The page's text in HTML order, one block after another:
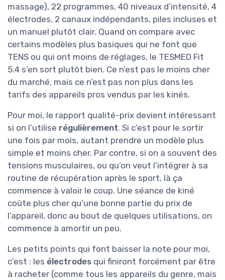
massage), 22 programmes, 40 niveaux d’intensité, 4
électrodes, 2 canaux indépendants, piles incluses et
un manuel plutôt clair. Quand on compare avec
certains modèles plus basiques qui ne font que
TENS ou qui ont moins de réglages, le TESMED Fit
5.4 s’en sort plutôt bien. Ce n’est pas le moins cher
du marché, mais ce n’est pas non plus dans les
tarifs des appareils pros vendus par les kinés.
Pour moi, le rapport qualité-prix devient intéressant
si on l’utilise régulièrement. Si c’est pour le sortir
une fois par mois, autant prendre un modèle plus
simple et moins cher. Par contre, si on a souvent des
tensions musculaires, ou qu’on veut l’intégrer à sa
routine de récupération après le sport, là ça
commence à valoir le coup. Une séance de kiné
coûte plus cher qu’une bonne partie du prix de
l’appareil, donc au bout de quelques utilisations, on
commence à amortir un peu.
Les petits points qui font baisser la note pour moi,
c’est : les électrodes qui finiront forcément par être
à racheter (comme tous les appareils du genre, mais